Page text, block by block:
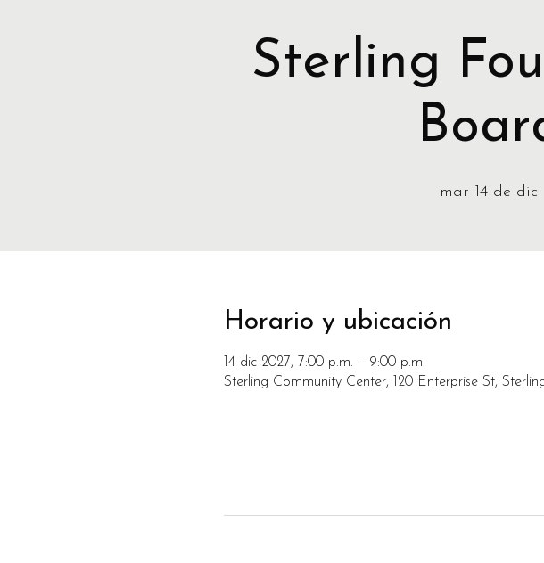
Sterling
mar 14 de dic
Horario y ubicación
14 dic 2027, 7:00 p.m. – 9:00 p.m.
Sterling Community Center, 120 Enterprise St,